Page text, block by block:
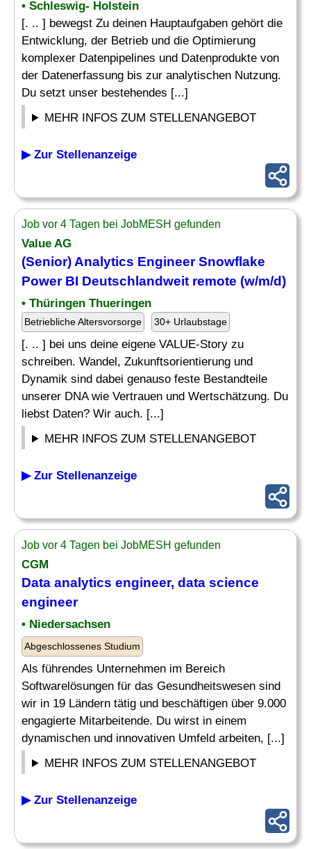
• Schleswig- Holstein
[. .. ] bewegst Zu deinen Hauptaufgaben gehört die
Entwicklung, der Betrieb und die Optimierung
komplexer Datenpipelines und Datenprodukte von
der Datenerfassung bis zur analytischen Nutzung.
Du setzt unser bestehendes [...]
MEHR INFOS ZUM STELLENANGEBOT
▶ Zur Stellenanzeige
Job vor 4 Tagen bei JobMESH gefunden
Value AG
(Senior) Analytics EngineerSnowflake
Power BI Deutschlandweit remote (w/m/d)
• Thüringen Thueringen
Betriebliche Altersvorsorge 30+ Urlaubstage
[. .. ] bei uns deine eigene VALUE-Story zu
schreiben. Wandel, Zukunftsorientierung und
Dynamik sind dabei genauso feste Bestandteile
unserer DNA wie Vertrauen und Wertschätzung. Du
liebst Daten? Wir auch. [...]
MEHR INFOS ZUM STELLENANGEBOT
▶ Zur Stellenanzeige
Job vor 4 Tagen bei JobMESH gefunden
CGM
Data analytics engineer, data science
engineer
• Niedersachsen
Abgeschlossenes Studium
Als führendes Unternehmen im Bereich
Softwarelösungen für das Gesundheitswesen sind
wir in 19 Ländern tätig und beschäftigen über 9.000
engagierte Mitarbeitende. Du wirst in einem
dynamischen und innovativen Umfeld arbeiten, [...]
MEHR INFOS ZUM STELLENANGEBOT
▶ Zur Stellenanzeige